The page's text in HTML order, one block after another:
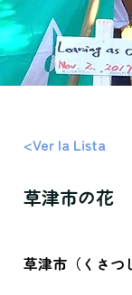
<Ver la Lista
草津市の花
草津市（くさつ